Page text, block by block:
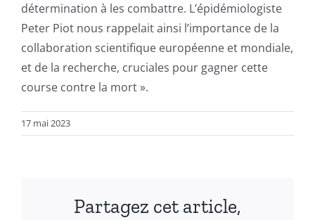
détermination à les combattre. L’épidémiologiste
Peter Piot nous rappelait ainsi l’importance de la
collaboration scientifique européenne et mondiale,
et de la recherche, cruciales pour gagner cette
course contre la mort ».
17 mai 2023
Partagez cet article,